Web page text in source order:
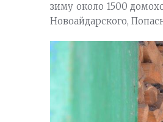
зиму около 1500
Новоайдарского,